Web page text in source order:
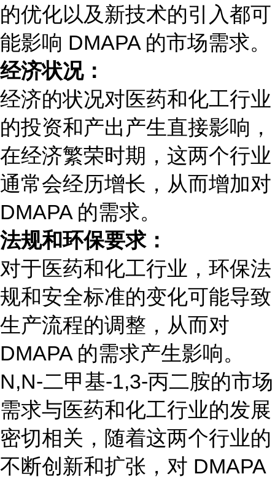
的优化以及新技术的引入都可
能影响 DMAPA 的市场需求。
经济状况：
经济的状况对医药和化工行业
的投资和产出产生直接影响，
在经济繁荣时期，这两个行业
通常会经历增长，从而增加对
DMAPA 的需求。
法规和环保要求：
对于医药和化工行业，环保法
规和安全标准的变化可能导致
生产流程的调整，从而对
DMAPA 的需求产生影响。
N,N-二甲基-1,3-丙二胺的市场
需求与医药和化工行业的发展
密切相关，随着这两个行业的
不断创新和扩张，对 DMAPA